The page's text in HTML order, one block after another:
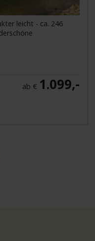
leicht - ca. 246
ab € 1.099,-